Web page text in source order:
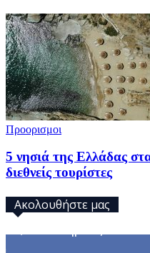
Προορισμοι
5 νησιά της Ελλάδας
διεθνείς τουρίστες
Ακολουθήστε μας